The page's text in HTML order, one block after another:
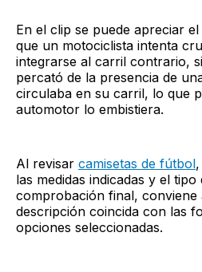
En el clip se puede apreciar
que un motociclista intenta
integrarse al carril contrario,
percató de la presencia de
circulaba en su carril, lo que
automotor lo embistiera.
Al revisar camisetas de fútbol
las medidas indicadas y el tipo
comprobación final, conviene
descripción coincida con las
opciones seleccionadas.